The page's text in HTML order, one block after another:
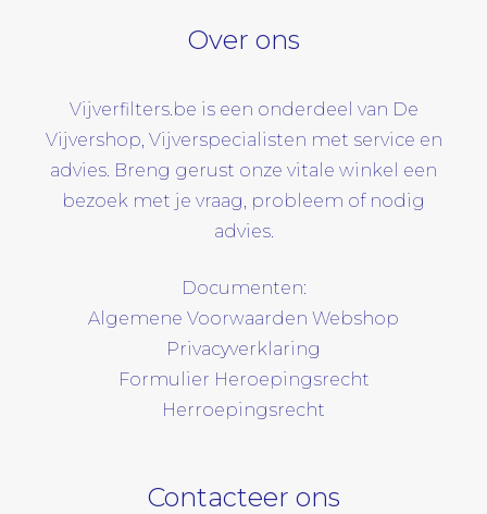
Over ons
Vijverfilters.be is een onderdeel van De
Vijvershop, Vijverspecialisten met service en
advies. Breng gerust onze vitale winkel een
bezoek met je vraag, probleem of nodig
advies.
Documenten:
Algemene Voorwaarden Webshop
Privacyverklaring
Formulier Heroepingsrecht
Herroepingsrecht
Contacteer ons